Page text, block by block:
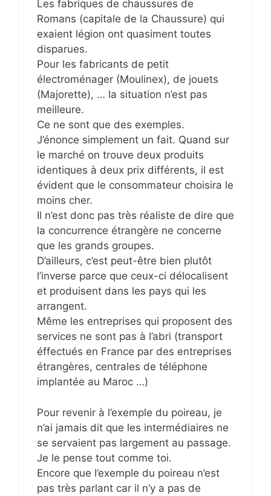
Les fabriques de chaussures de
Romans (capitale de la Chaussure) qui
exaient légion ont quasiment toutes
disparues.
Pour les fabricants de petit
électroménager (Moulinex), de jouets
(Majorette), … la situation n’est pas
meilleure.
Ce ne sont que des exemples.
J’énonce simplement un fait. Quand sur
le marché on trouve deux produits
identiques à deux prix différents, il est
évident que le consommateur choisira le
moins cher.
Il n’est donc pas très réaliste de dire que
la concurrence étrangère ne concerne
que les grands groupes.
D’ailleurs, c’est peut-être bien plutôt
l’inverse parce que ceux-ci délocalisent
et produisent dans les pays qui les
arrangent.
Même les entreprises qui proposent des
services ne sont pas à l’abri (transport
éffectués en France par des entreprises
étrangères, centrales de téléphone
implantée au Maroc …)
Pour revenir à l’exemple du poireau, je
n’ai jamais dit que les intermédiaires ne
se servaient pas largement au passage.
Je le pense tout comme toi.
Encore que l’exemple du poireau n’est
pas très parlant car il n’y a pas de